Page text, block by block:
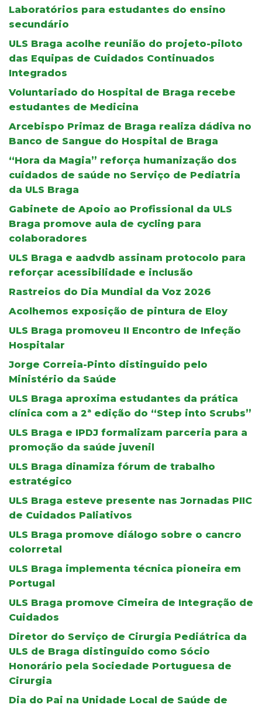
Laboratórios para estudantes do ensino
secundário
ULS Braga acolhe reunião do projeto-piloto
das Equipas de Cuidados Continuados
Integrados
Voluntariado do Hospital de Braga recebe
estudantes de Medicina
Arcebispo Primaz de Braga realiza dádiva no
Banco de Sangue do Hospital de Braga
“Hora da Magia” reforça humanização dos
cuidados de saúde no Serviço de Pediatria
da ULS Braga
Gabinete de Apoio ao Profissional da ULS
Braga promove aula de cycling para
colaboradores
ULS Braga e aadvdb assinam protocolo para
reforçar acessibilidade e inclusão
Rastreios do Dia Mundial da Voz 2026
Acolhemos exposição de pintura de Eloy
ULS Braga promoveu II Encontro de Infeção
Hospitalar
Jorge Correia-Pinto distinguido pelo
Ministério da Saúde
ULS Braga aproxima estudantes da prática
clínica com a 2ª edição do “Step into Scrubs”
ULS Braga e IPDJ formalizam parceria para a
promoção da saúde juvenil
ULS Braga dinamiza fórum de trabalho
estratégico
ULS Braga esteve presente nas Jornadas PIIC
de Cuidados Paliativos
ULS Braga promove diálogo sobre o cancro
colorretal
ULS Braga implementa técnica pioneira em
Portugal
ULS Braga promove Cimeira de Integração de
Cuidados
Diretor do Serviço de Cirurgia Pediátrica da
ULS de Braga distinguido como Sócio
Honorário pela Sociedade Portuguesa de
Cirurgia
Dia do Pai na Unidade Local de Saúde de